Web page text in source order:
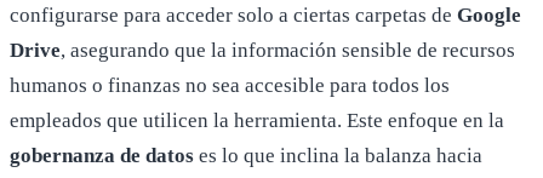
configurarse para acceder solo a ciertas carpetas de Google
Drive, asegurando que la información sensible de recursos
humanos o finanzas no sea accesible para todos los
empleados que utilicen la herramienta. Este enfoque en la
gobernanza de datos es lo que inclina la balanza hacia